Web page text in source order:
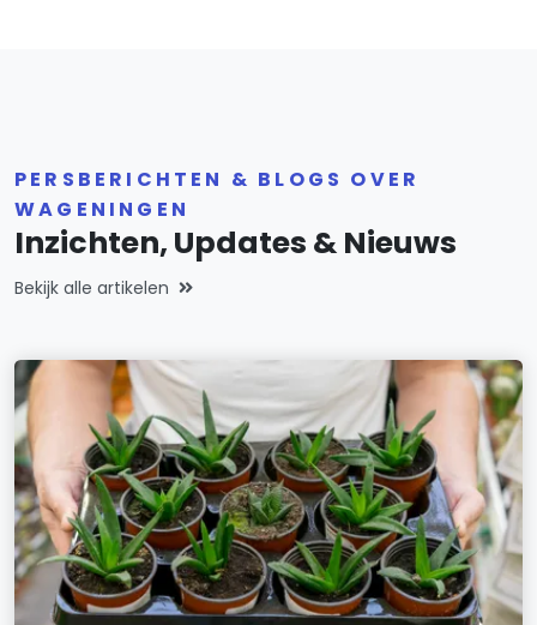
PERSBERICHTEN & BLOGS OVER
WAGENINGEN
Inzichten, Updates & Nieuws
Bekijk alle artikelen